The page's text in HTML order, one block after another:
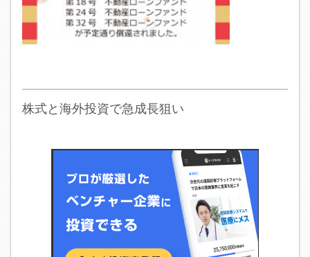
株式と海外投資で急成長狙い